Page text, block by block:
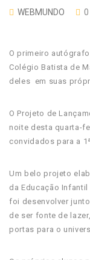
WEBMUNDO 0
O primeiro
Colégio Batista de
deles em suas
O Projeto de
noite desta quarta-
convidados para a
Um belo projeto
da Educação
foi desenvolver
de ser fonte de
portas para o